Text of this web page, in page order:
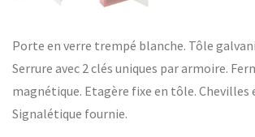
Porte en verre trempé blanche. Tôle
Serrure avec 2 clés uniques par armoire.
magnétique. Etagère fixe en tôle. Chevilles
Signalétique fournie.